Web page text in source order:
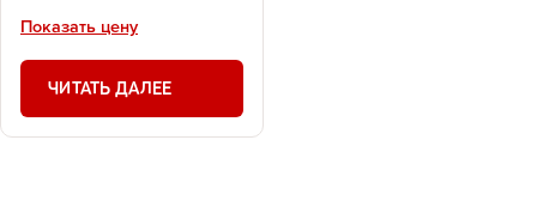
Показать цену
ЧИТАТЬ ДАЛЕЕ